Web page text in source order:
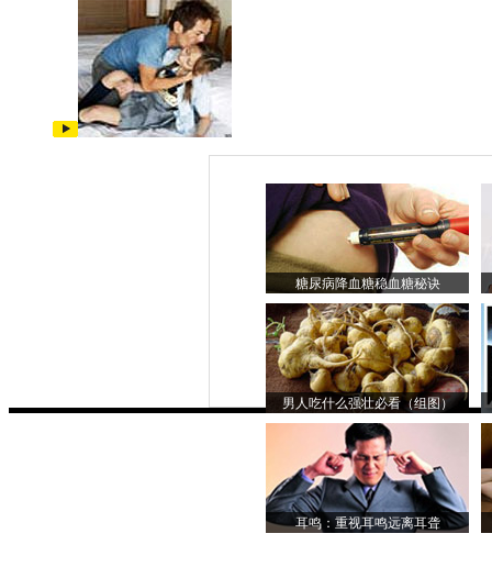
糖尿病降血糖稳血糖秘诀
男人吃什么强壮必看（组图）
耳鸣：重视耳鸣远离耳聋